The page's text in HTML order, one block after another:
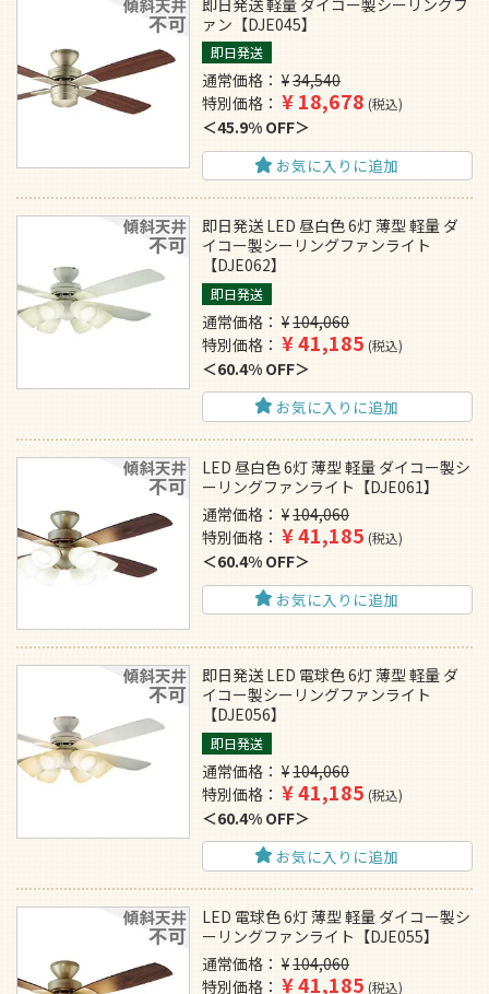
ァン【DJE045】
即日発送
通常価格 ¥34,540
特別価格
¥18,678 税込
45.9% OFF
お気に入りに追加
即日発送 LED 昼白色 6灯 薄型 軽量 ダ
イコー製シーリングファンライト
【DJE062】
即日発送
通常価格 ¥104,060
特別価格
¥41,185 税込
60.4% OFF
お気に入りに追加
LED 昼白色 6灯 薄型 軽量 ダイコー製シ
ーリングファンライト【DJE061】
通常価格
¥104,060
特別価格
¥41,185 税込
60.4% OFF
お気に入りに追加
即日発送 LED 電球色 6灯 薄型 軽量 ダ
イコー製シーリングファンライト
【DJE056】
即日発送
通常価格 ¥104,060
特別価格
¥41,185 税込
60.4% OFF
お気に入りに追加
LED 電球色 6灯 薄型 軽量 ダイコー製シ
ーリングファンライト【DJE055】
通常価格
¥104,060
特別価格
¥41,185 税込